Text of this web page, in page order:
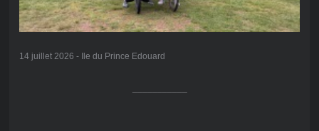
14 juillet 2026 - Ile du Prince Edouard